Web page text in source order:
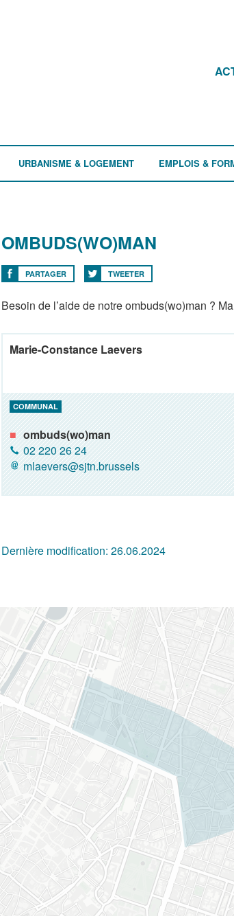
URBANISME & LOGEMENT EMPLOIS &
OMBUDS(WO)MAN
PARTAGER TWEETER
Besoin de l’aide de notre ombuds(wo)man ?
Marie-Constance Laevers
COMMUNAL
ombuds(wo)man
02 220 26 24
mlaevers@sjtn.brussels
Dernière modification: 26.06.2024